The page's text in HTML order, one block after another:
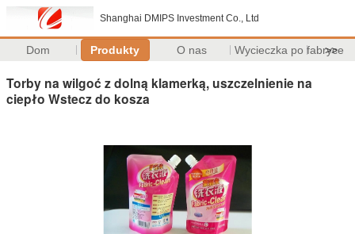
Shanghai DMIPS Investment Co., Ltd
Dom Produkty O nas Wycieczka po fabryce
>>
Torby na wilgoć z dolną klamerką, uszczelnienie na
ciepło Wstecz do kosza